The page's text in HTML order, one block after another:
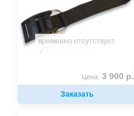
временно отсутствует
Цена: 3 900 р.
Заказать